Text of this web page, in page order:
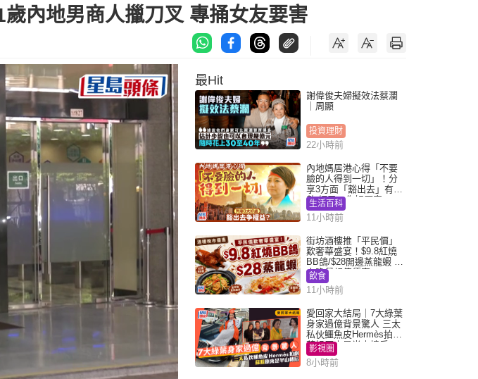
內地男商人擸刀叉 專捅女友要害
最Hit
謝偉俊夫婦擬效法蔡瀾
｜周顯
投資理財
22小時前
內地媽居港心得「不要
臉的人得到一切」！分
享3方面「豁出去」有著
數 網民：你好厲害
生活百科
11小時前
街坊酒樓推「平民價」
歎奢華盛宴！$9.8紅燒
BB鴿/$28開邊蒸龍蝦 3
大晚餐超值優惠
飲食
11小時前
愛回家大結局｜7大綠葉
身家過億背景驚人 三太
私伙鱷魚皮Hermès拍劇
蘇姐原來是半山樓后
影視圈
8小時前